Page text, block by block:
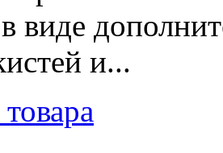
виде
и...